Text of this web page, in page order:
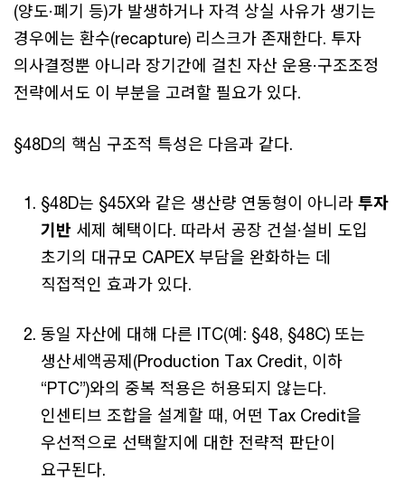
(양도·폐기 등)가 발생하거나 자격 상실 사유가 생기는
경우에는 환수(recapture) 리스크가 존재한다. 투자
의사결정뿐 아니라 장기간에 걸친 자산 운용·구조조정
전략에서도 이 부분을 고려할 필요가 있다.
§48D의 핵심 구조적 특성은 다음과 같다.
§48D는 §45X와 같은 생산량 연동형이 아니라 투자
기반 세제 혜택이다. 따라서 공장 건설·설비 도입
초기의 대규모 CAPEX 부담을 완화하는 데
직접적인 효과가 있다.
동일 자산에 대해 다른 ITC(예: §48, §48C) 또는
생산세액공제(Production Tax Credit, 이하
“PTC”)와의 중복 적용은 허용되지 않는다.
인센티브 조합을 설계할 때, 어떤 Tax Credit을
우선적으로 선택할지에 대한 전략적 판단이
요구된다.